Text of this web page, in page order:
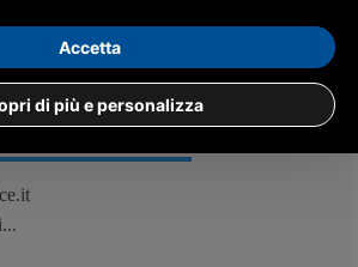
Feed RSS
di più e personalizza
Accetta